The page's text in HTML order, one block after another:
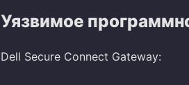
Уязвимое
Dell Secure Connect Gateway: